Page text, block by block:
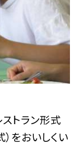
トラン形式
をおいしくい